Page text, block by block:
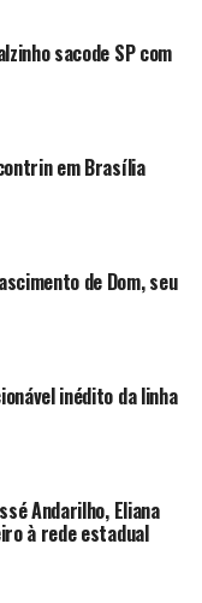
sacode SP com
em Brasília
de Dom, seu
inédito da linha
Andarilho, Eliana
à rede estadual